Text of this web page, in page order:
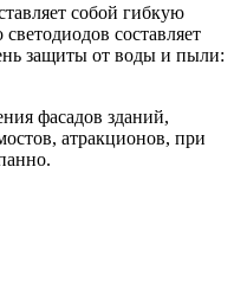
собой гибкую
составляет
защиты от воды и пыли:
фасадов зданий,
атракционов, при